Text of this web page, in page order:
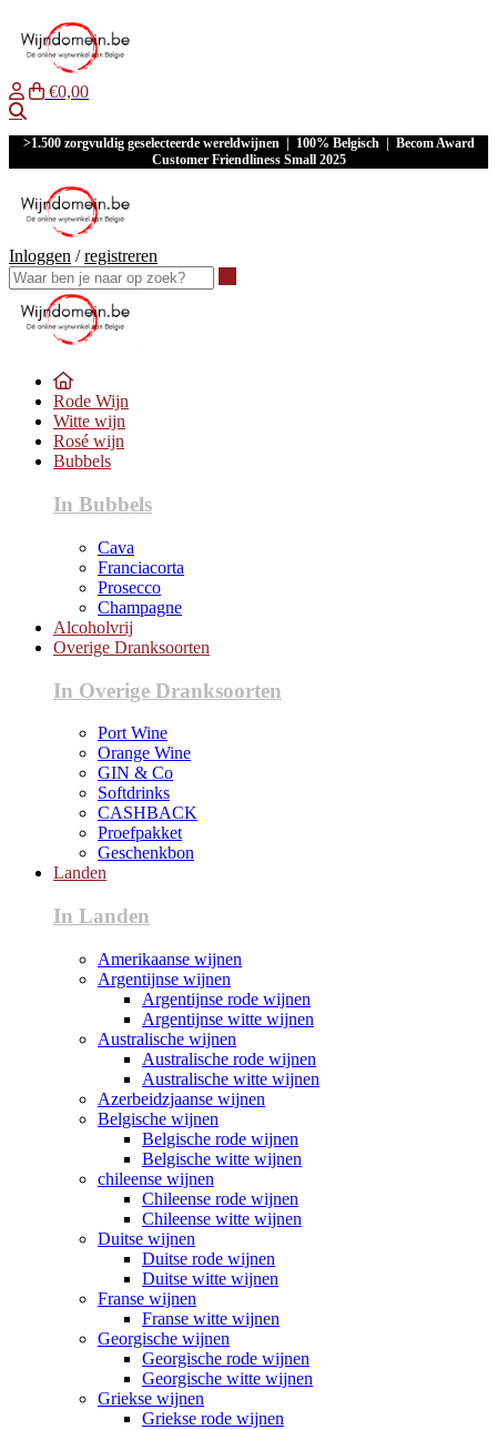
€0,00
>1.500 zorgvuldig geselecteerde wereldwijnen | 100% Belgisch | Becom Award
Customer Friendliness Small 2025
Inloggen /registreren
Rode Wijn
Witte wijn
Rosé wijn
Bubbels
In Bubbels
Cava
Franciacorta
Prosecco
Champagne
Alcoholvrij
Overige Dranksoorten
In Overige Dranksoorten
Port Wine
Orange Wine
GIN & Co
Softdrinks
CASHBACK
Proefpakket
Geschenkbon
Landen
In Landen
Amerikaanse wijnen
Argentijnse wijnen
Argentijnse rode wijnen
Argentijnse witte wijnen
Australische wijnen
Australische rode wijnen
Australische witte wijnen
Azerbeidzjaanse wijnen
Belgische wijnen
Belgische rode wijnen
Belgische witte wijnen
chileense wijnen
Chileense rode wijnen
Chileense witte wijnen
Duitse wijnen
Duitse rode wijnen
Duitse witte wijnen
Franse wijnen
Franse witte wijnen
Georgische wijnen
Georgische rode wijnen
Georgische witte wijnen
Griekse wijnen
Griekse rode wijnen